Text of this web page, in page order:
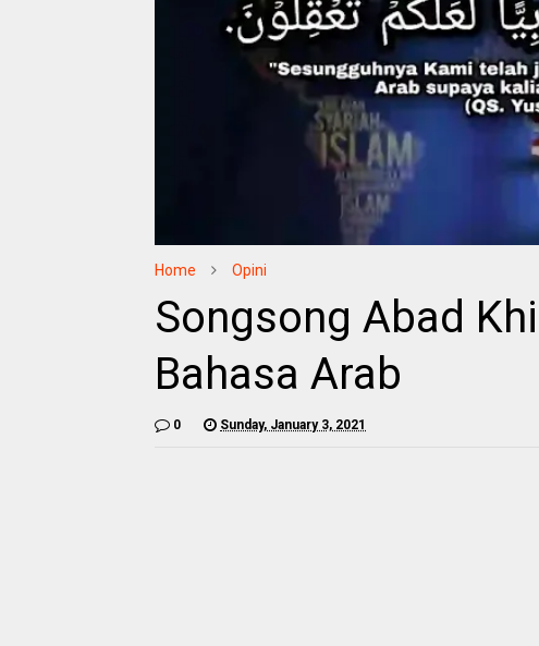
Home Opini
Songsong Abad
Bahasa Arab
0 Sunday, January 3, 2021